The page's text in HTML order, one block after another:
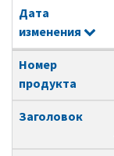
Дата
изменения
Номер
продукта
Заголовок